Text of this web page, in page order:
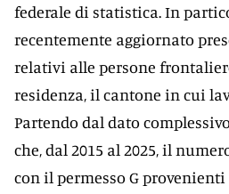
federale di statistica. In
recentemente aggiornato
relativi alle persone
residenza, il cantone in cui
Partendo dal dato
che, dal 2015 al 2025, il
con il permesso G provenienti